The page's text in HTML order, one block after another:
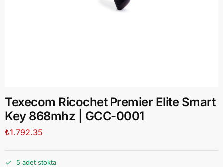
Texecom Ricochet Premier Elite Smart
Key 868mhz | GCC-0001
₺1.792.35
5 adet stokta